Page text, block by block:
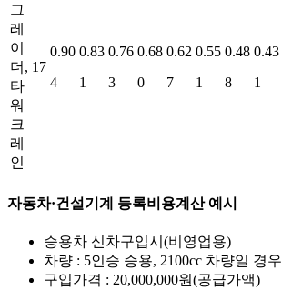
그
레
이
더,
타
워
크
레
인
17
0.90
4
0.83
1
0.76
3
0.68
0
0.62
7
0.55
1
0.48
8
0.43
1
자동차·건설기계 등록비용계산 예시
승용차 신차구입시(비영업용)
차량 : 5인승 승용, 2100cc 차량일 경우
구입가격 : 20,000,000원(공급가액)